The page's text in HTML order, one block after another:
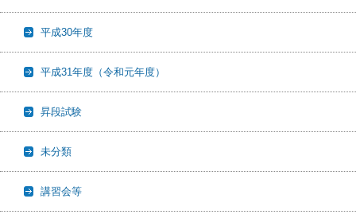
平成30年度
平成31年度（令和元年度）
昇段試験
未分類
講習会等